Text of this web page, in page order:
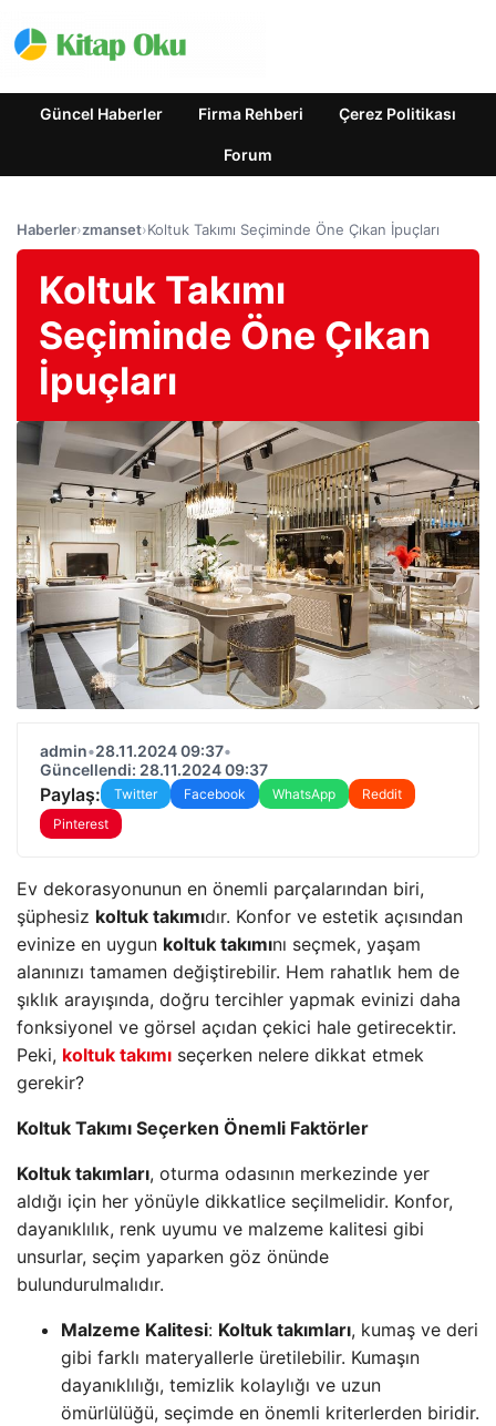
Güncel Haberler Firma Rehberi Çerez Politikası
Forum
Haberler›zmanset›Koltuk Takımı Seçiminde Öne Çıkan İpuçları
Koltuk Takımı
Seçiminde Öne Çıkan
İpuçları
admin•28.11.2024 09:37•
Güncellendi: 28.11.2024 09:37
Paylaş: Twitter Facebook WhatsApp
Reddit
Pinterest
Ev dekorasyonunun en önemli parçalarından biri,
şüphesiz koltuk takımıdır. Konfor ve estetik açısından
evinize en uygun koltuk takımını seçmek, yaşam
alanınızı tamamen değiştirebilir. Hem rahatlık hem de
şıklık arayışında, doğru tercihler yapmak evinizi daha
fonksiyonel ve görsel açıdan çekici hale getirecektir.
Peki, koltuk takımı seçerken nelere dikkat etmek
gerekir?
Koltuk Takımı Seçerken Önemli Faktörler
Koltuk takımları, oturma odasının merkezinde yer
aldığı için her yönüyle dikkatlice seçilmelidir. Konfor,
dayanıklılık, renk uyumu ve malzeme kalitesi gibi
unsurlar, seçim yaparken göz önünde
bulundurulmalıdır.
Malzeme Kalitesi: Koltuk takımları, kumaş ve deri
gibi farklı materyallerle üretilebilir. Kumaşın
dayanıklılığı, temizlik kolaylığı ve uzun
ömürlülüğü, seçimde en önemli kriterlerden biridir.